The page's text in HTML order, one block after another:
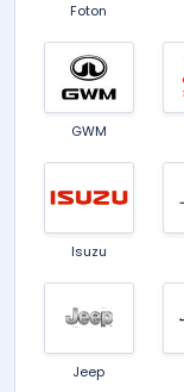
Foton
GWM
Isuzu
Jeep